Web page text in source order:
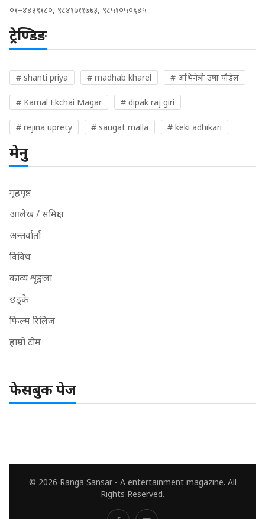
०१–४४३९१८०, ९८४१७११७७३, ९८५१०५०६४५
ट्रेण्डिङ
# shanti priya # madhab kharel # अभिनेत्री उषा पौडेल
# Kamal Ekchai Magar # dipak raj giri
# rejina uprety # saugat malla # keki adhikari
मेनु
गृहपृष्ठ
आलेख / समिक्षा
अन्तर्वार्ता
विविध
काव्य शृङ्खला
छड्के
फिल्म रिलिज
हाम्रो टीम
फेसबुक पेज
© 2026 Ranga Sansar - A entertainment magazine. All
Rights Reserved.